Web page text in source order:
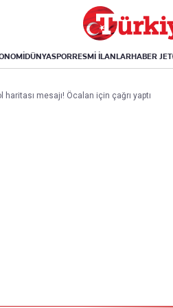
DÜNYASPORRESMİ İLANLARHABER JET
Avrupa
Amerika
İsrail-Gazze
Yaşam
Sağlık
Yemek
Aktüel
mesajı! Öcalan için çağrı yaptı